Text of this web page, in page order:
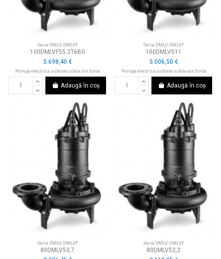
Seria DMLV-DMLVF
100DMLVF55.2T6BG
5.698,40 €
Pompa electrica submersibila din fonta
Adaugă în coș
Seria DMLV-DMLVF
100DMLV511
5.006,50 €
Pompa electrica submersibila din fonta
Adaugă în coș
Seria DMLV-DMLVF
80DMLV53,7
Seria DMLV-DMLVF
80DMLV52,2